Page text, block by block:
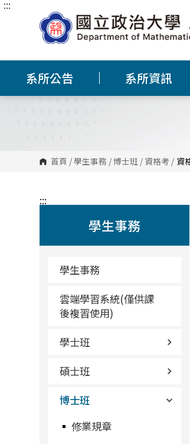
跳
區
:::
系所公告 系所資訊
首頁 /學生事務 /博士班 / 資格考 / 資
:::
學生事務
學生事務
雲端學習系統(僅供課
後複習使用)
學士班
碩士班
博士班
修業規章